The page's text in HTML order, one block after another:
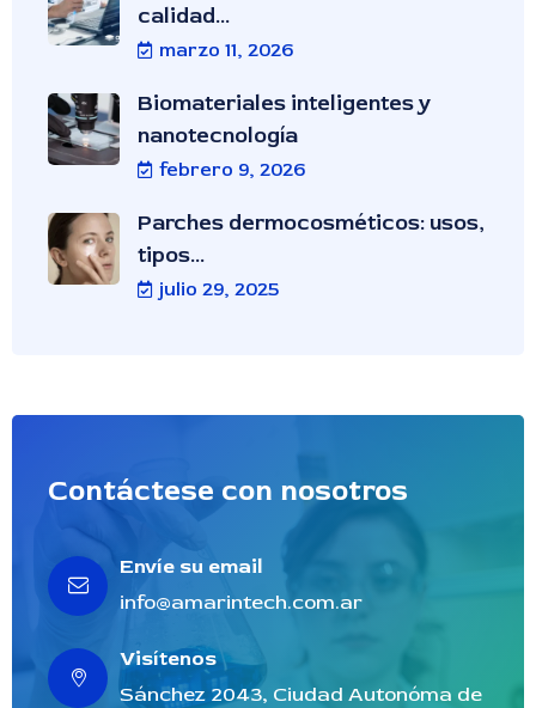
calidad...
marzo 11, 2026
Biomateriales inteligentes y
nanotecnología
febrero 9, 2026
Parches dermocosméticos: usos,
tipos...
julio 29, 2025
Contáctese con nosotros
Envíe su email
info@amarintech.com.ar
Visítenos
Sánchez 2043, Ciudad Autonóma de